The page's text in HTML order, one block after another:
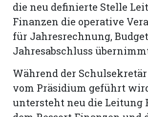
die neu definierte Stelle
Finanzen die operative
für Jahresrechnung,
Jahresabschluss
Während der
vom Präsidium geführt
untersteht neu die Leitung